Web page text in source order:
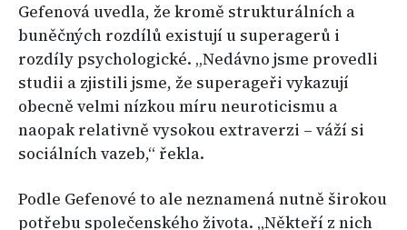
Gefenová uvedla, že kromě strukturálních a
buněčných rozdílů existují u superagerů i
rozdíly psychologické. „Nedávno jsme provedli
studii a zjistili jsme, že superageři vykazují
obecně velmi nízkou míru neuroticismu a
naopak relativně vysokou extraverzi – váží si
sociálních vazeb,“ řekla.
Podle Gefenové to ale neznamená nutně širokou
potřebu společenského života. „Někteří z nich